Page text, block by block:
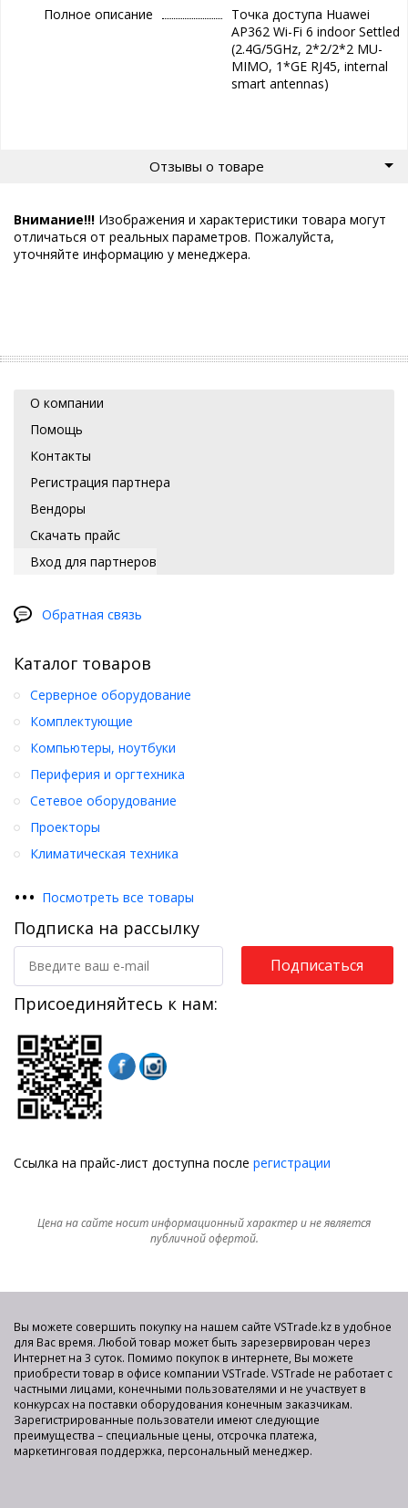
Полное описание
Точка доступа Huawei
AP362 Wi-Fi 6 indoor Settled
(2.4G/5GHz, 2*2/2*2 MU-
MIMO, 1*GE RJ45, internal
smart antennas)
Отзывы о товаре
Внимание!!! Изображения и характеристики товара могут
отличаться от реальных параметров. Пожалуйста,
уточняйте информацию у менеджера.
О компании
Помощь
Контакты
Регистрация партнера
Вендоры
Скачать прайс
Вход для партнеров
Обратная связь
Каталог товаров
Серверное оборудование
Комплектующие
Компьютеры, ноутбуки
Периферия и оргтехника
Сетевое оборудование
Проекторы
Климатическая техника
••• Посмотреть все товары
Подписка на рассылку
Подписаться
Присоединяйтесь к нам:
Ссылка на прайс-лист доступна после регистрации
Цена на сайте носит информационный характер и не является
публичной офертой.
Вы можете совершить покупку на нашем сайте VSTrade.kz в удобное
для Вас время. Любой товар может быть зарезервирован через
Интернет на 3 суток. Помимо покупок в интернете, Вы можете
приобрести товар в офисе компании VSTrade. VSTrade не работает с
частными лицами, конечными пользователями и не участвует в
конкурсах на поставки оборудования конечным заказчикам.
Зарегистрированные пользователи имеют следующие
преимущества – специальные цены, отсрочка платежа,
маркетинговая поддержка, персональный менеджер.